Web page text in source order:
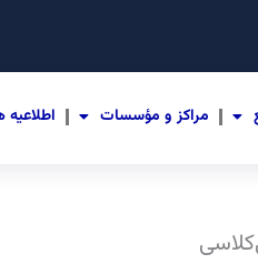
مراکز و مؤسسات اطلاعیه